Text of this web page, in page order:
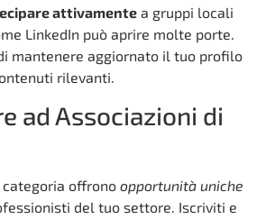
attivamente a gruppi locali
LinkedIn può aprire molte porte.
mantenere aggiornato il tuo profilo
rilevanti.
ad Associazioni di
categoria offrono opportunità uniche
del tuo settore. Iscriviti e